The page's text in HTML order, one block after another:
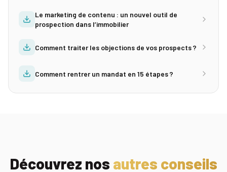
Le marketing de contenu : un nouvel outil de
prospection dans l’immobilier
Comment traiter les objections de vos prospects ?
Comment rentrer un mandat en 15 étapes ?
Découvrez nos autres conseils